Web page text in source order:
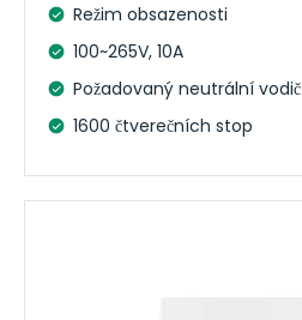
Režim obsazenosti
100~265V, 10A
Požadovaný neutrální vodič
1600 čtverečních stop